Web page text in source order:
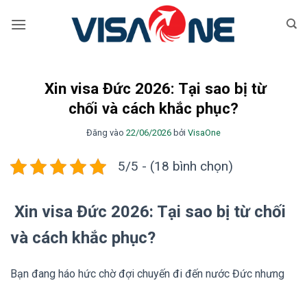
qua
Xin visa Đức 2026: Tại sao bị từ
chối và cách khắc phục?
Đăng vào 22/06/2026 bởi VisaOne
5/5 - (18 bình chọn)
Xin visa Đức 2026: Tại sao bị từ chối
và cách khắc phục?
Bạn đang háo hức chờ đợi chuyến đi đến nước Đức nhưng